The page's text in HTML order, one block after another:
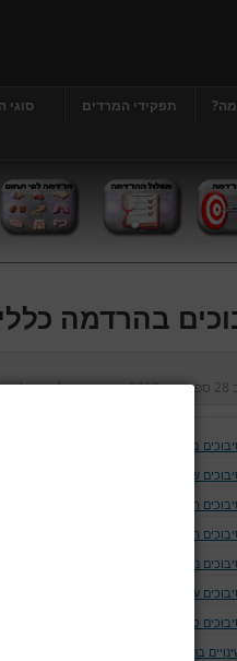
תפקידי המרדים סוגי
בהרדמה
28 ספטמבר 2012 נכתב על ידידר'
בהרדמה כללית
של נתיב האויר ומערכת הנשימה
המודינמים
המאטולוגים
נוירולוגים ושריריים
עיניים
כליתיים
בחום הגוף